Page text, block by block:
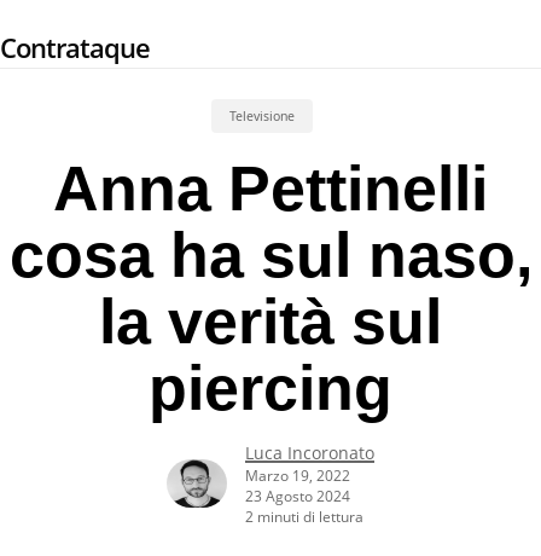
to
Contrataque
Televisione
Anna Pettinelli
cosa ha sul naso,
la verità sul
piercing
Luca Incoronato
Marzo 19, 2022
23 Agosto 2024
2 minuti di lettura